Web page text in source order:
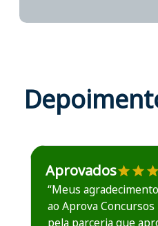
Estudante José
Aprovados
“Meus
ao Aprova Concursos
pela parceria que